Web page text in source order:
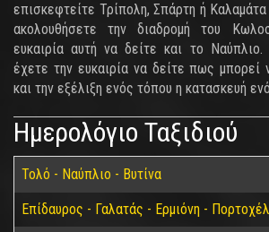
επισκεφτείτε Τρίπολη, Σπάρτη ή
ακολουθήσετε την διαδρομή του
ευκαιρία αυτή να δείτε και το
έχετε την ευκαιρία να δείτε πως μπορεί
και την εξέλιξη ενός τόπου η κατασκευή
Ημερολόγιο Ταξιδιού
Τολό - Ναύπλιο - Βυτίνα
Επίδαυρος - Γαλατάς - Ερμιόνη -